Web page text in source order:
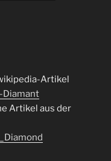
Artikel
Diamant
Artikel aus der